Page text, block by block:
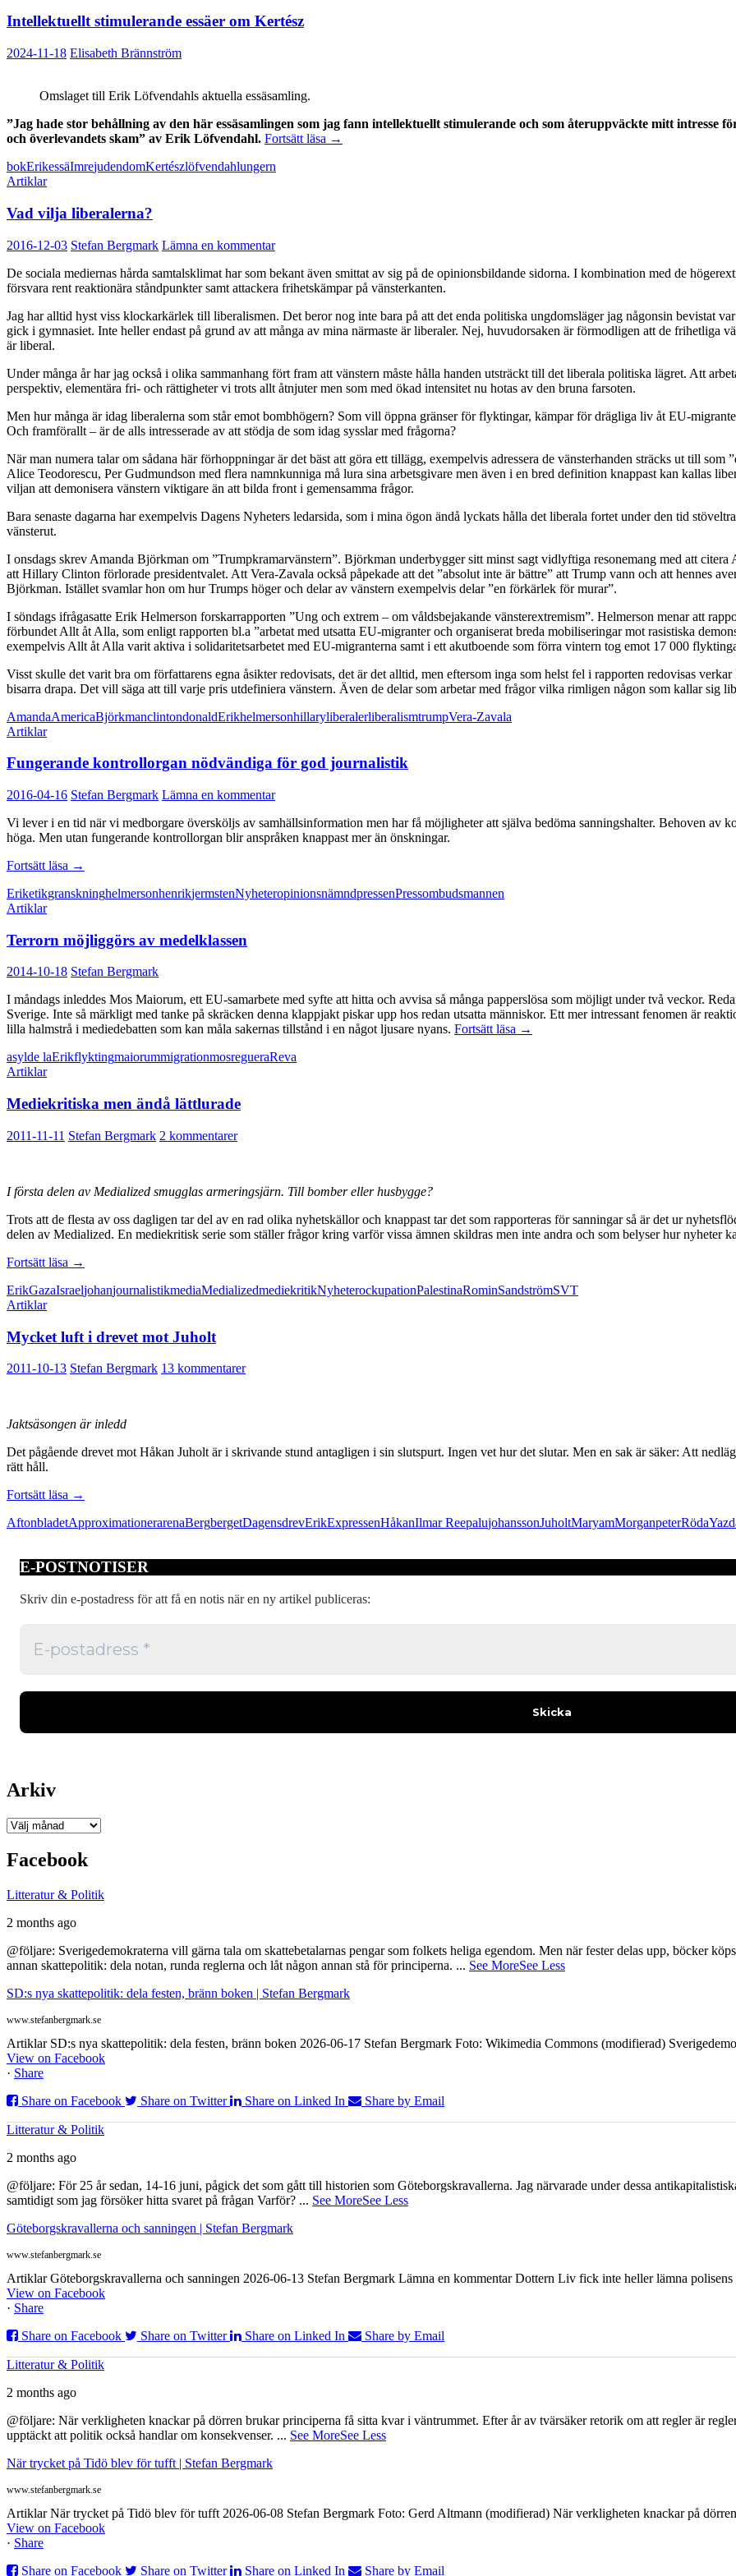
Intellektuellt stimulerande essäer om Kertész
2024-11-18 Elisabeth Brännström
Omslaget till Erik Löfvendahls aktuella essäsamling.
”Jag hade stor behållning av den här essäsamlingen som jag fann intellektuellt stimulerande och som återuppväckte mitt intresse
och överlevandets skam” av Erik Löfvendahl. Fortsätt läsa Intellektuellt
→
bokErikessäImrejudendomKertészlöfvendahlungern
Artiklar
Vad vilja liberalerna?
2016-12-03 Stefan Bergmark Lämna en kommentar
De sociala mediernas hårda samtalsklimat har som bekant även smittat av sig på de opinionsbildande sidorna. I kombination med de
försvara rent reaktionära ståndpunkter samt attackera frihetskämpar på vänsterkanten.
Jag har alltid hyst viss klockarkärlek till liberalismen. Det beror nog inte bara på att det enda politiska ungdomsläger jag någonsin bevistat
gick i gymnasiet. Inte heller endast på grund av att många av mina närmaste är liberaler. Nej, huvudorsaken är förmodligen att de frihetliga
är liberal.
Under många år har jag också i olika sammanhang fört fram att vänstern måste hålla handen utsträckt till det liberala politiska lägret. Att
perspektiv, elementära fri- och rättigheter vi trots allt åtnjuter men som med ökad intensitet nu hotas av den bruna farsoten.
Men hur många är idag liberalerna som står emot bombhögern? Som vill öppna gränser för flyktingar, kämpar för drägliga liv åt EU-
Och framförallt – är de alls intresserade av att stödja de som idag sysslar med frågorna?
När man numera talar om sådana här förhoppningar är det bäst att göra ett tillägg, exempelvis adressera de vänsterhanden sträcks ut till
Alice Teodorescu, Per Gudmundson med flera namnkunniga må lura sina arbetsgivare men även i en bred definition knappast kan kallas
viljan att demonisera vänstern viktigare än att bilda front i gemensamma frågor.
Bara senaste dagarna har exempelvis Dagens Nyheters ledarsida, som i mina ögon ändå lyckats hålla det liberala fortet under den tid
vänsterut.
I onsdags skrev Amanda Björkman om ”Trumpkramarvänstern”. Björkman underbygger sitt minst sagt vidlyftiga resonemang med att
att Hillary Clinton förlorade presidentvalet. Att Vera-Zavala också påpekade att det ”absolut inte är bättre” att Trump vann och att hennes
Björkman. Istället svamlar hon om hur Trumps höger och delar av vänstern exempelvis delar ”en förkärlek för murar”.
I söndags ifrågasatte Erik Helmerson forskarrapporten ”Ung och extrem – om våldsbejakande vänsterextremism”. Helmerson menar att
förbundet Allt åt Alla, som enligt rapporten bl.a ”arbetat med utsatta EU-migranter och organiserat breda mobiliseringar mot rasistiska
exempelvis Allt åt Alla varit aktiva i solidaritetsarbetet med EU-migranterna samt i ett akutboende som förra vintern tog emot 17 000
Visst skulle det varit bra om författarens egna åsikter redovisats, det är det alltid, men eftersom inga som helst fel i rapporten redovisas
bisarra drapa. Det vill säga att till varje pris utdefiniera vänstern. Även de delar som arbetar med frågor vilka rimligen någon som kallar sig
AmandaAmericaBjörkmanclintondonaldErikhelmersonhillaryliberalerliberalismtrumpVera-Zavala
Artiklar
Fungerande kontrollorgan nödvändiga för god journalistik
2016-04-16 Stefan Bergmark Lämna en kommentar
Vi lever i en tid när vi medborgare översköljs av samhällsinformation men har få möjligheter att själva bedöma sanningshalter. Behoven av
höga. Men utan fungerande kontrollorgan blir anspråken knappast mer än önskningar.
Fortsätt läsa Fungerande
nödvändiga
journalistik
→
EriketikgranskninghelmersonhenrikjermstenNyheteropinionsnämndpressenPressombudsmannen
Artiklar
Terrorn möjliggörs av medelklassen
2014-10-18 Stefan Bergmark
I måndags inleddes Mos Maiorum, ett EU-samarbete med syfte att hitta och avvisa så många papperslösa som möjligt under två veckor.
Sverige. Inte så märkligt med tanke på skräcken denna klappjakt piskar upp hos redan utsatta människor. Ett mer intressant fenomen är
lilla halmstrå i mediedebatten som kan måla sakernas tillstånd i en något ljusare nyans. Fortsätt läsa Terrorn
→
asylde laErikflyktingmaiorummigrationmosregueraReva
Artiklar
Mediekritiska men ändå lättlurade
2011-11-11 Stefan Bergmark 2 kommentarer
I första delen av Medialized smugglas armeringsjärn. Till bomber eller husbygge?
Trots att de flesta av oss dagligen tar del av en rad olika nyhetskällor och knappast tar det som rapporteras för sanningar så är det ur
delen av Medialized. En mediekritisk serie som ställer frågor kring varför vissa ämnen skildras men inte andra och som belyser hur
Fortsätt läsa Mediekritiska
ändå
→
ErikGazaIsraeljohanjournalistikmediaMedializedmediekritikNyheterockupationPalestinaRominSandströmSVT
Artiklar
Mycket luft i drevet mot Juholt
2011-10-13 Stefan Bergmark 13 kommentarer
Jaktsäsongen är inledd
Det pågående drevet mot Håkan Juholt är i skrivande stund antagligen i sin slutspurt. Ingen vet hur det slutar. Men en sak är säker: Att
rätt håll.
Fortsätt läsa Mycket
i
Juholt
→
AftonbladetApproximationerarenaBergbergetDagensdrevErikExpressenHåkanIlmar ReepalujohanssonJuholtMaryamMorganpeterRöda
E-POSTNOTISER
Skriv din e-postadress för att få en notis när en ny artikel publiceras:
Arkiv
Arkiv
Facebook
Litteratur & Politik
2 months ago
@följare: Sverigedemokraterna vill gärna tala om skattebetalarnas pengar som folkets heliga egendom. Men när fester delas upp, böcker
annan skattepolitik: dela notan, runda reglerna och låt någon annan stå för principerna. ... See MoreSee Less
SD:s nya skattepolitik: dela festen, bränn boken | Stefan Bergmark
www.stefanbergmark.se
Artiklar SD:s nya skattepolitik: dela festen, bränn boken 2026-06-17 Stefan Bergmark Foto: Wikimedia Commons (modifierad)
View on Facebook
· Share
Share on Facebook
Share on Twitter Share on Linked In Share by Email
Litteratur & Politik
2 months ago
@följare: För 25 år sedan, 14-16 juni, pågick det som gått till historien som Göteborgskravallerna. Jag närvarade under dessa
samtidigt som jag försöker hitta svaret på frågan Varför? ... See MoreSee Less
Göteborgskravallerna och sanningen | Stefan Bergmark
www.stefanbergmark.se
Artiklar Göteborgskravallerna och sanningen 2026-06-13 Stefan Bergmark Lämna en kommentar Dottern Liv fick inte heller lämna
View on Facebook
· Share
Share on Facebook
Share on Twitter Share on Linked In Share by Email
Litteratur & Politik
2 months ago
@följare: När verkligheten knackar på dörren brukar principerna få sitta kvar i väntrummet. Efter år av tvärsäker retorik om att regler är
upptäckt att politik också handlar om konsekvenser. ... See MoreSee Less
När trycket på Tidö blev för tufft | Stefan Bergmark
www.stefanbergmark.se
Artiklar När trycket på Tidö blev för tufft 2026-06-08 Stefan Bergmark Foto: Gerd Altmann (modifierad) När verkligheten knackar på
View on Facebook
· Share
Share on Facebook
Share on Twitter Share on Linked In Share by Email